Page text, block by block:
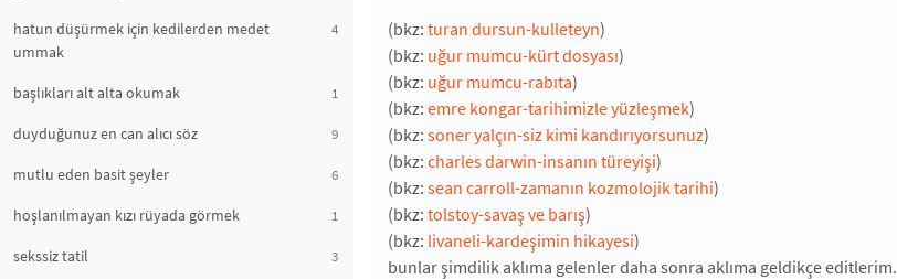
hatun düşürmek için kedilerden medet
ummak
4
başlıkları alt alta okumak 1
duyduğunuz en can alıcı söz 9
mutlu eden basit şeyler 6
hoşlanılmayan kızı rüyada görmek 1
sekssiz tatil 3
(bkz: turan dursun-kulleteyn)
(bkz: uğur mumcu-kürt dosyası)
(bkz: uğur mumcu-rabıta)
(bkz: emre kongar-tarihimizle yüzleşmek)
(bkz: soner yalçın-siz kimi kandırıyorsunuz)
(bkz: charles darwin-insanın türeyişi)
(bkz: sean carroll-zamanın kozmolojik tarihi)
(bkz: tolstoy-savaş ve barış)
(bkz: livaneli-kardeşimin hikayesi)
bunlar şimdilik aklıma gelenler daha sonra aklıma geldikçe editlerim.